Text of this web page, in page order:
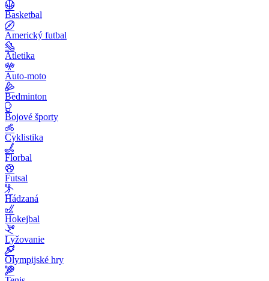
Basketbal
Americký futbal
Atletika
Auto-moto
Bedminton
Bojové športy
Cyklistika
Florbal
Futsal
Hádzaná
Hokejbal
Lyžovanie
Olympijské hry